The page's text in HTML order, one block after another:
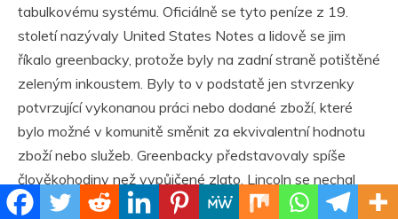
tabulkovému systému. Oficiálně se tyto peníze z 19.
století nazývaly United States Notes a lidově se jim
říkalo greenbacky, protože byly na zadní straně potištěné
zeleným inkoustem. Byly to v podstatě jen stvrzenky
potvrzující vykonanou práci nebo dodané zboží, které
bylo možné v komunitě směnit za ekvivalentní hodnotu
zboží nebo služeb. Greenbacky představovaly spíše
člověkohodiny než vypůjčené zlato. Lincoln se nechal
slyšet, že mzda lidí by měla být uznaná za důležitější než